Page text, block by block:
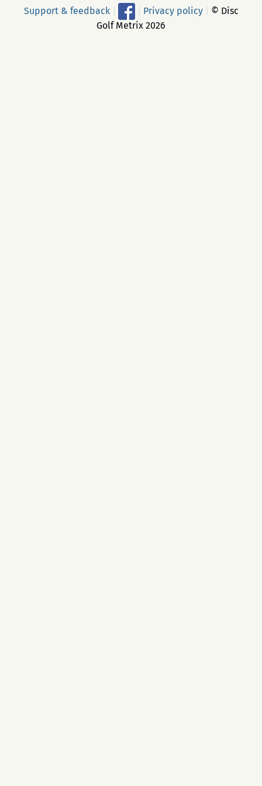
Support & feedback Privacy policy
© Disc
Golf Metrix 2026